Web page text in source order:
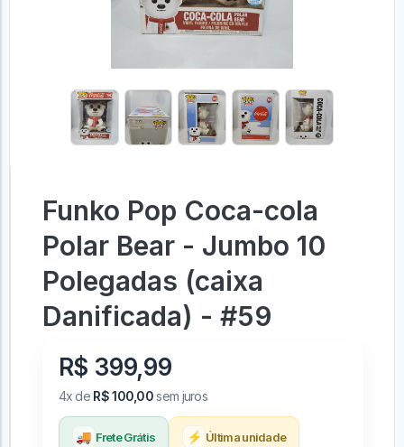
Funko Pop Coca-cola
Polar Bear - Jumbo 10
Polegadas (caixa
Danificada) - #59
R$ 399,99
4x de R$ 100,00sem juros
🚚 Frete Grátis ⚡ Última unidade